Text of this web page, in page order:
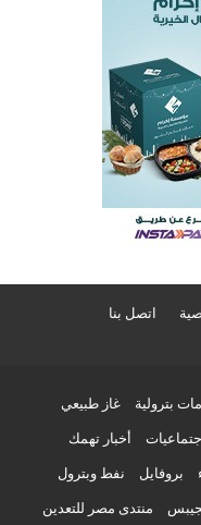
اتصل بنا
بترولية غاز طبيعي
اجتماعيات أخبار تهمك
بروفايل نفط وبترول
منتدى مصر للتعدين